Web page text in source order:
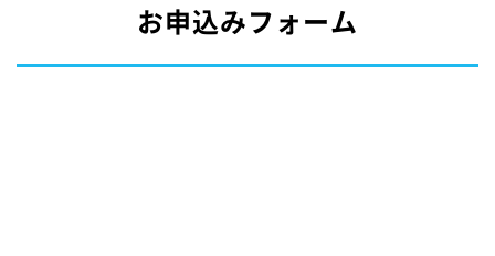
お申込みフォーム